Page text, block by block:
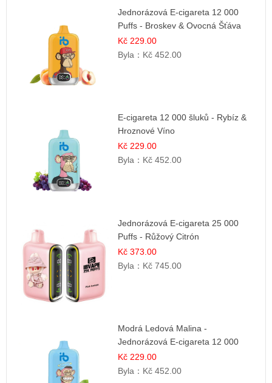
Jednorázová E-cigareta 12 000
Puffs - Broskev & Ovocná Šťáva
Kč 229.00
Byla： Kč 452.00
E-cigareta 12 000 šluků - Rybíz &
Hroznové Víno
Kč 229.00
Byla： Kč 452.00
Jednorázová E-cigareta 25 000
Puffs - Růžový Citrón
Kč 373.00
Byla： Kč 745.00
Modrá Ledová Malina -
Jednorázová E-cigareta 12 000
šluků | Osvěžující Bobulová Příchuť
Kč 229.00
Byla： Kč 452.00